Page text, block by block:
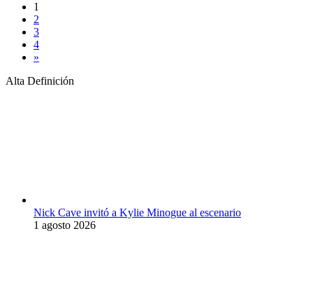
1
2
3
4
»
Alta Definición
Nick Cave invitó a Kylie Minogue al escenario
1 agosto 2026